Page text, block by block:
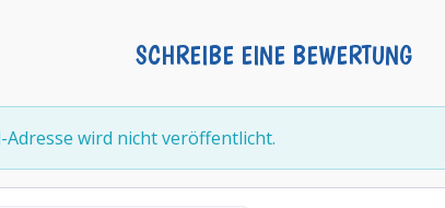
SCHREIBE EINE BEWERTUNG
Adresse wird nicht veröffentlicht.